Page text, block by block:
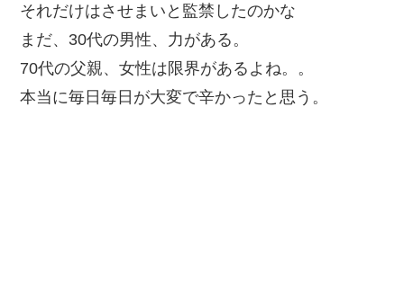
それだけはさせまいと監禁したのかな
まだ、30代の男性、力がある。
70代の父親、女性は限界があるよね。。
本当に毎日毎日が大変で辛かったと思う。